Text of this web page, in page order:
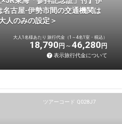
屋-伊勢市間の交通機関は
人のみの設定＞
大人1名様あたり 旅行代金（1～4名1室・税込）
18,790 円 46,280 円
表示旅行代金について
ツアーコード Q028J7